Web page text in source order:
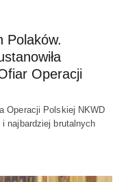
Polaków.
Operacji
Operacji Polskiej NKWD
najbardziej brutalnych